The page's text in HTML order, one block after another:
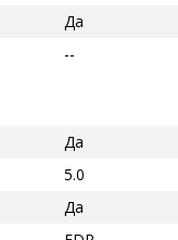
Да
--
Да
5.0
Да